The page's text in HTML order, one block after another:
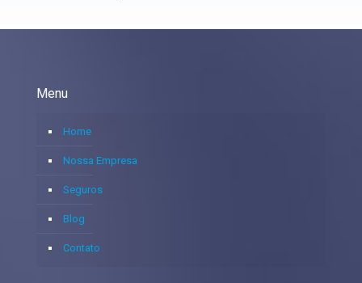
Menu
Home
Nossa Empresa
Seguros
Blog
Contato